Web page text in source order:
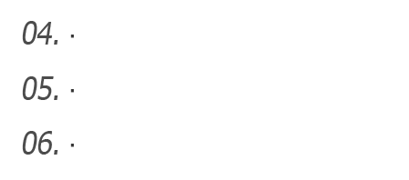
·
·
·